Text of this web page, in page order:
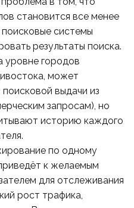
становится все менее
системы
результаты поиска.
уровне городов
может
поисковой выдачи из
запросам), но
историю каждого
по одному
к желаемым
для отслеживания
рост трафика,